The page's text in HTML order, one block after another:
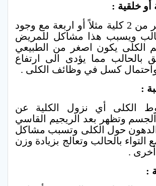
أو خلقية :
مثل وجود أكثر من 2 كلية مثلاً أو اربعة مع وجود
من 2 حالب ويسبب هذا مشاكل للمريض
الكلى يكون اصغر من الطبيعي
بالحالب مما يؤدى الى ارتفاع
واحتمال كسل في وظائف الكلى .
:
الكلى أي نزول الكلية عن
وتظهر بعد الريجيم القاسي
الدهون حول الكلى وتسبب مشاكل
بالحالب وتعالج بزيادة وزن
.
: